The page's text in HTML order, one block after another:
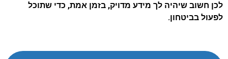
לכן חשוב שיהיה לך מידע מדויק, בזמן אמת, כדי שתוכל
לפעול בביטחון.